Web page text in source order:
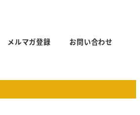
メルマガ登録 お問い合わせ